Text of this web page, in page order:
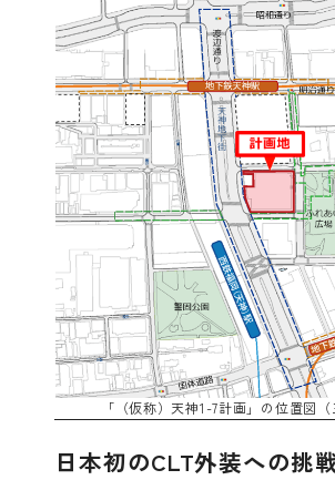
「（仮称）天神1-7計画」の位置図（
日本初のCLT外装への挑